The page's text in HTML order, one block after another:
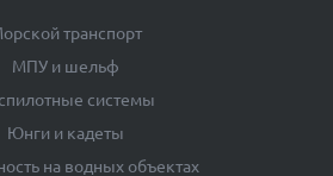
транспорт
МПУ и шельф
системы
Юнги и кадеты
на водных объектах